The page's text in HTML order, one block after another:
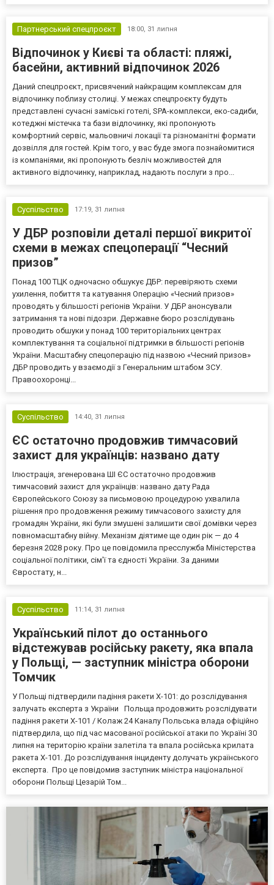
Партнерський спецпроєкт 18:00, 31 липня
Відпочинок у Києві та області: пляжі,
басейни, активний відпочинок 2026
Даний спецпроєкт, присвячений найкращим комплексам для
відпочинку поблизу столиці. У межах спецпроєкту будуть
представлені сучасні заміські готелі, SPA-комплекси, еко-садиби,
котеджні містечка та бази відпочинку, які пропонують
комфортний сервіс, мальовничі локації та різноманітні формати
дозвілля для гостей. Крім того, у вас буде змога познайомитися
із компаніями, які пропонують безліч можливостей для
активного відпочинку, наприклад, надають послуги з про...
Суспільство 17:19, 31 липня
У ДБР розповіли деталі першої викритої
схеми в межах спецоперації “Чесний
призов”
Понад 100 ТЦК одночасно обшукує ДБР: перевіряють схеми
ухилення, побиття та катування Операцію «Чесний призов»
проводять у більшості регіонів України. У ДБР анонсували
затримання та нові підозри. Державне бюро розслідувань
проводить обшуки у понад 100 територіальних центрах
комплектування та соціальної підтримки в більшості регіонів
України. Масштабну спецоперацію під назвою «Чесний призов»
ДБР проводить у взаємодії з Генеральним штабом ЗСУ.
Правоохоронці...
Суспільство 14:40, 31 липня
ЄС остаточно продовжив тимчасовий
захист для українців: названо дату
Ілюстрація, згенерована ШІ ЄС остаточно продовжив
тимчасовий захист для українців: названо дату Рада
Європейського Союзу за письмовою процедурою ухвалила
рішення про продовження режиму тимчасового захисту для
громадян України, які були змушені залишити свої домівки через
повномасштабну війну. Механізм діятиме ще один рік — до 4
березня 2028 року. Про це повідомила пресслужба Міністерства
соціальної політики, сім'ї та єдності України. За даними
Євростату, н...
Суспільство 11:14, 31 липня
Український пілот до останнього
відстежував російську ракету, яка впала
у Польщі, — заступник міністра оборони
Томчик
У Польщі підтвердили падіння ракети Х-101: до розслідування
залучать експерта з України Польща продовжить розслідувати
падіння ракети Х-101 / Колаж 24 Каналу Польська влада офіційно
підтвердила, що під час масованої російської атаки по Україні 30
липня на територію країни залетіла та впала російська крилата
ракета Х-101. До розслідування інциденту долучать українського
експерта. Про це повідомив заступник міністра національної
оборони Польщі Цезарій Том...